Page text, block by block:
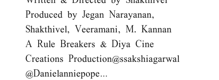
Produced by Jegan Narayanan,
Shakthivel, Veeramani, M. Kannan
A Rule Breakers & Diya Cine
Creations Production@ssakshiagarwal
@Danielanniepope…